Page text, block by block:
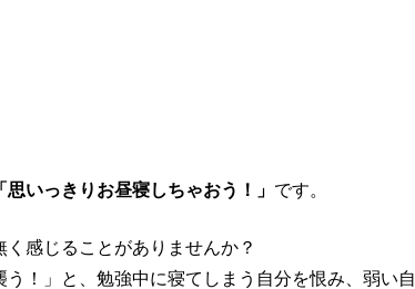
「思いっきりお昼寝しちゃおう！」 です。
感じることがありませんか？
！」と、勉強中に寝てしまう自分を恨み、弱い自